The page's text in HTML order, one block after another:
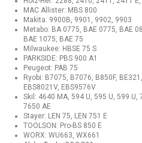
MAC Allister: MBS 800
Makita: 9900B, 9901, 9902, 9903
Metabo: BA 0775, BAE 0775, BAE
BAE 1075, BAE 75
Milwaukee: HBSE 75 S
PARKSIDE: PBS 900 A1
Peugeot: PAB 75
Ryobi: B7075, B7076, B850F,
EBS8021V, EBS9576V
Skil: 4640 MA, 594 U, 595 U, 599
7650 AE
Stayer: LEN 75, LEN 751 E
TOOLSON: Pro-BS 850 E
WORX: WU663, WX661